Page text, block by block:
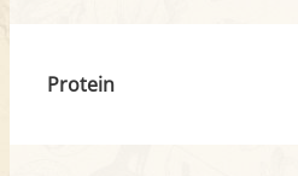
Protein